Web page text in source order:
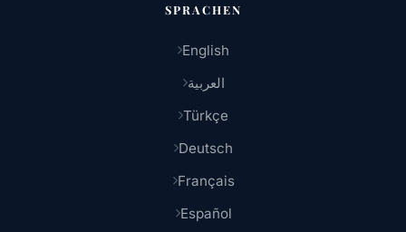
SPRACHEN
English
العربية
Türkçe
Deutsch
Français
Español